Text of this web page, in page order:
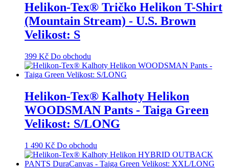
Helikon-Tex® Tričko Helikon T-Shirt
(Mountain Stream) - U.S. Brown
Velikost: S
399 Kč Do obchodu
Helikon-Tex® Kalhoty Helikon
WOODSMAN Pants - Taiga Green
Velikost: S/LONG
1 490 Kč Do obchodu